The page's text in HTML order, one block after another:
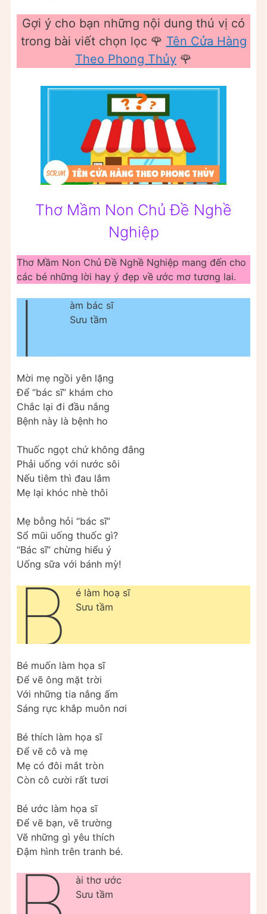
Gợi ý cho bạn những nội dung thú vị có
trong bài viết chọn lọc 🌹 Tên Cửa Hàng
Theo Phong Thủy 🌹
Thơ Mầm Non Chủ Đề Nghề
Nghiệp
Thơ Mầm Non Chủ Đề Nghề Nghiệp mang đến cho
các bé những lời hay ý đẹp về ước mơ tương lai.
L
àm bác sĩ
Sưu tầm
Mời mẹ ngồi yên lặng
Để “bác sĩ” khám cho
Chắc lại đi đầu nắng
Bệnh này là bệnh ho
Thuốc ngọt chứ không đắng
Phải uống với nước sôi
Nếu tiêm thì đau lắm
Mẹ lại khóc nhè thôi
Mẹ bỗng hỏi “bác sĩ”
Sổ mũi uống thuốc gì?
“Bác sĩ” chừng hiểu ý
Uống sữa với bánh mỳ!
B
é làm hoạ sĩ
Sưu tầm
Bé muốn làm họa sĩ
Để vẽ ông mặt trời
Với những tia nắng ấm
Sáng rực khắp muôn nơi
Bé thích làm họa sĩ
Để vẽ cô và mẹ
Mẹ có đôi mắt tròn
Còn cô cười rất tươi
Bé ước làm họa sĩ
Để vẽ bạn, vẽ trường
Vẽ những gì yêu thích
Đậm hình trên tranh bé.
ài thơ ước
Sưu tầm